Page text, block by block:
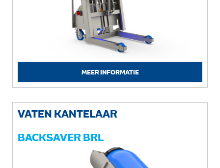
MEER INFORMATIE
VATEN KANTELAAR
BACKSAVER BRL